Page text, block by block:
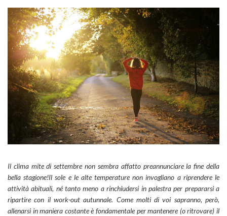
Il clima mite di settembre non sembra affatto preannunciare la fine della
bella stagione!Il sole e le alte temperature non invogliano a riprendere le
attività abituali, né tanto meno a rinchiudersi in palestra per prepararsi a
ripartire con il work-out autunnale. Come molti di voi sapranno, però,
allenarsi in maniera costante è fondamentale per mantenere (o ritrovare) il